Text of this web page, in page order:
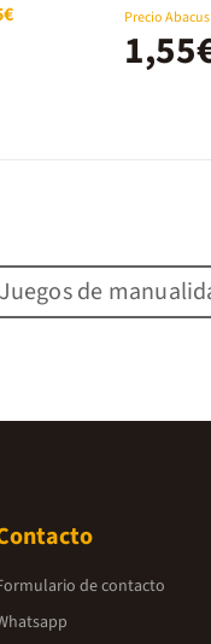
Precio Abacus
Juegos de
de contacto